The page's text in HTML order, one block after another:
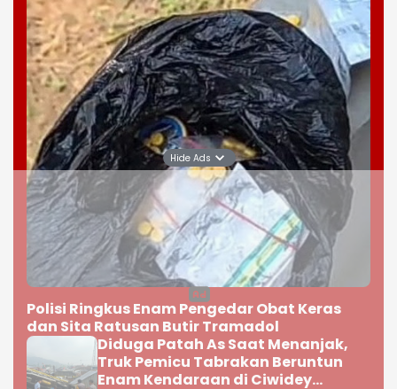
Polisi Ringkus Enam Pengedar Obat Keras
dan Sita Ratusan Butir Tramadol
Diduga Patah As Saat Menanjak,
Truk Pemicu Tabrakan Beruntun
Enam Kendaraan di Ciwidey
Hide Ads